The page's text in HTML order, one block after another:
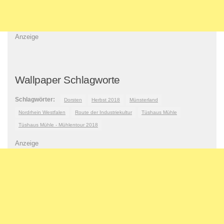
Anzeige
Wallpaper Schlagworte
Schlagwörter: Dorsten Herbst 2018 Münsterland
Nordrhein Westfalen Route der Industriekultur Tüshaus Mühle
Tüshaus Mühle - Mühlentour 2018
Anzeige